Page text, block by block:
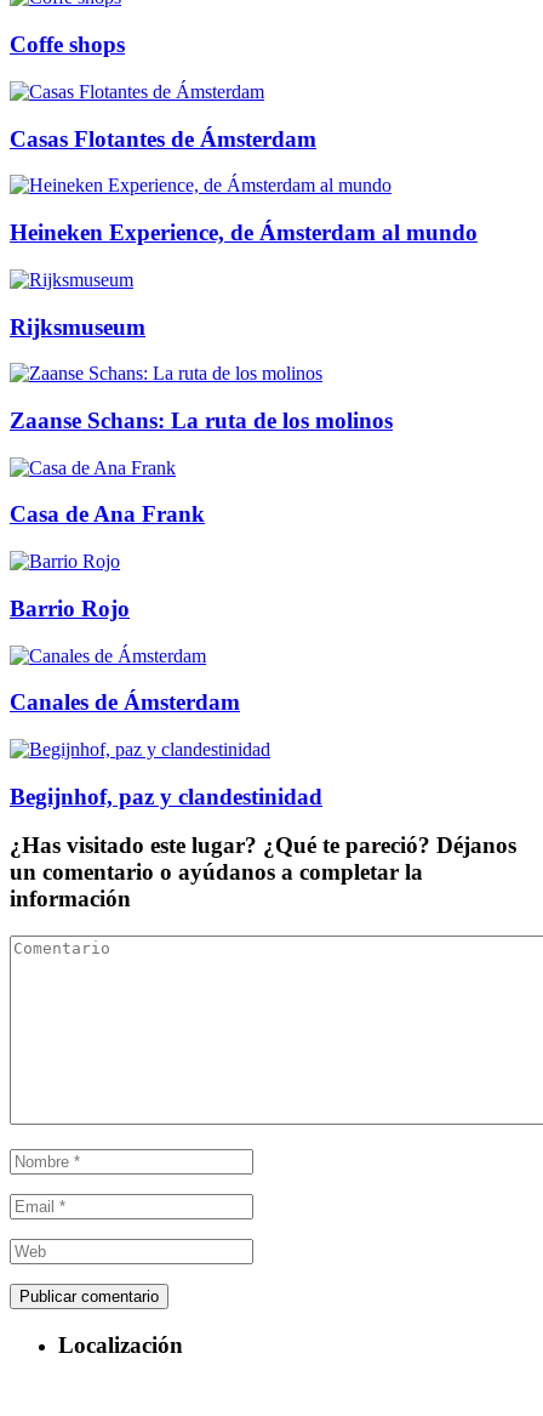
Coffe shops
Casas Flotantes de Ámsterdam
Heineken Experience, de Ámsterdam al mundo
Rijksmuseum
Zaanse Schans: La ruta de los molinos
Casa de Ana Frank
Barrio Rojo
Canales de Ámsterdam
Begijnhof, paz y clandestinidad
¿Has visitado este lugar? ¿Qué te pareció? Déjanos
un comentario o ayúdanos a completar la
información
Localización